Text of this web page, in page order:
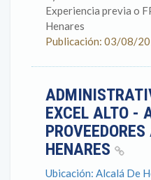
Experiencia previa o
Henares
Publicación: 03/08/
EXCEL ALTO -
HENARES
Ubicación: Alcalá De